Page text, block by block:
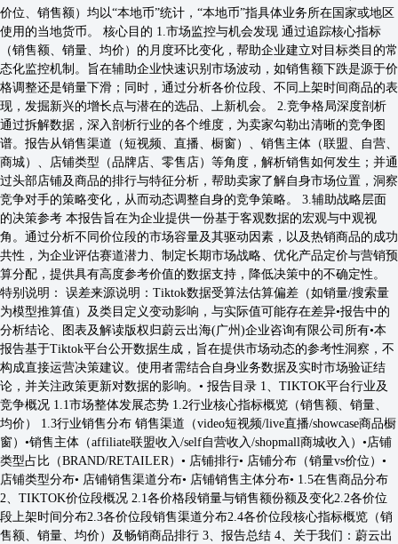
价位、销售额）均以“本地币”统计，“本地币”指具体业务所在国家或地区
使⽤的当地货币。 核⼼⽬的 1.市场监控与机会发现 通过追踪核⼼指标
（销售额、销量、均价）的⽉度环⽐变化，帮助企业建⽴对⽬标类⽬的常
态化监控机制。旨在辅助企业快速识别市场波动，如销售额下跌是源于价
格调整还是销量下滑；同时，通过分析各价位段、不同上架时间商品的表
现，发掘新兴的增⻓点与潜在的选品、上新机会。 2.竞争格局深度剖析
通过拆解数据，深⼊剖析⾏业的各个维度，为卖家勾勒出清晰的竞争图
谱。报告从销售渠道（短视频、直播、橱窗）、销售主体（联盟、⾃营、
商城）、店铺类型（品牌店、零售店）等⻆度，解析销售如何发⽣；并通
过头部店铺及商品的排⾏与特征分析，帮助卖家了解⾃⾝市场位置，洞察
竞争对⼿的策略变化，从⽽动态调整⾃⾝的竞争策略。 3.辅助战略层⾯
的决策参考 本报告旨在为企业提供⼀份基于客观数据的宏观与中观视
⻆。通过分析不同价位段的市场容量及其驱动因素，以及热销商品的成功
共性，为企业评估赛道潜⼒、制定⻓期市场战略、优化产品定价与营销预
算分配，提供具有⾼度参考价值的数据⽀持，降低决策中的不确定性。
特别说明： 误差来源说明：Tiktok数据受算法估算偏差（如销量/搜索量
为模型推算值）及类⽬定义变动影响，与实际值可能存在差异•报告中的
分析结论、图表及解读版权归蔚云出海(⼴州)企业咨询有限公司所有•本
报告基于Tiktok平台公开数据⽣成，旨在提供市场动态的参考性洞察，不
构成直接运营决策建议。使⽤者需结合⾃⾝业务数据及实时市场验证结
论，并关注政策更新对数据的影响。• 报告⽬录 1、TIKTOK平台⾏业及
竞争概况 1.1市场整体发展态势 1.2⾏业核⼼指标概览（销售额、销量、
均价） 1.3⾏业销售分布 销售渠道（video短视频/live直播/showcase商品橱
窗）•销售主体（affiliate联盟收⼊/self⾃营收⼊/shopmall商城收⼊）•店铺
类型占⽐（BRAND/RETAILER）• 店铺排⾏• 店铺分布（销量vs价位）•
店铺类型分布• 店铺销售渠道分布• 店铺销售主体分布• 1.5在售商品分布
2、TIKTOK价位段概况 2.1各价格段销量与销售额份额及变化2.2各价位
段上架时间分布2.3各价位段销售渠道分布2.4各价位段核⼼指标概览（销
售额、销量、均价）及畅销商品排⾏ 3、报告总结 4、关于我们：蔚云出